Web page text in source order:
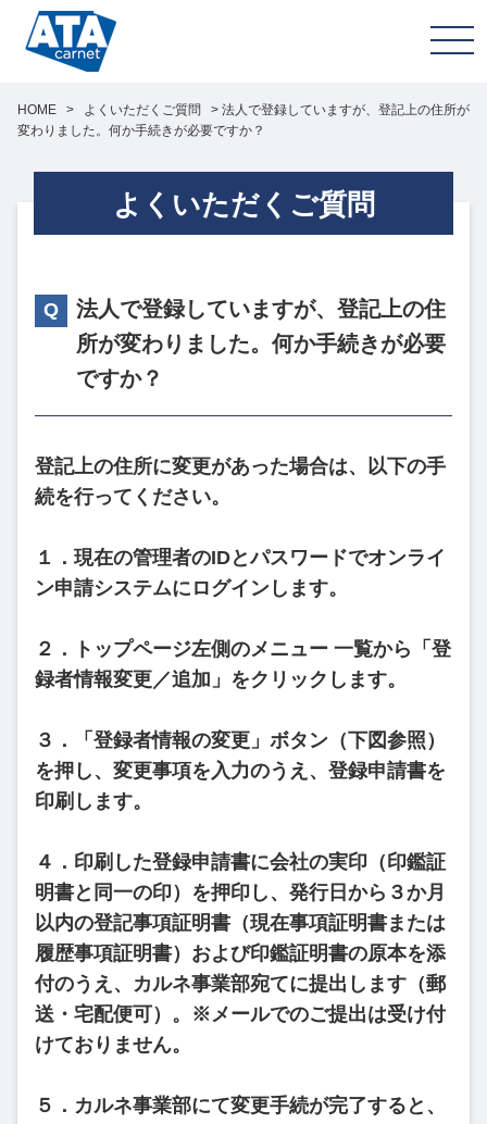
HOME > よくいただくご質問 > 法人で登録していますが、登記上の住所が
変わりました。何か手続きが必要ですか？
よくいただくご質問
法人で登録していますが、登記上の住
所が変わりました。何か手続きが必要
ですか？
登記上の住所に変更があった場合は、以下の手
続を行ってください。
１．現在の管理者のIDとパスワードでオンライ
ン申請システムにログインします。
２．トップページ左側のメニュー 一覧から「登
録者情報変更／追加」をクリックします。
３．「登録者情報の変更」ボタン（下図参照）
を押し、変更事項を入力のうえ、登録申請書を
印刷します。
４．印刷した登録申請書に会社の実印（印鑑証
明書と同一の印）を押印し、発行日から３か月
以内の登記事項証明書（現在事項証明書または
履歴事項証明書）および印鑑証明書の原本を添
付のうえ、カルネ事業部宛てに提出します（郵
送・宅配便可）。※メールでのご提出は受け付
けておりません。
５．カルネ事業部にて変更手続が完了すると、